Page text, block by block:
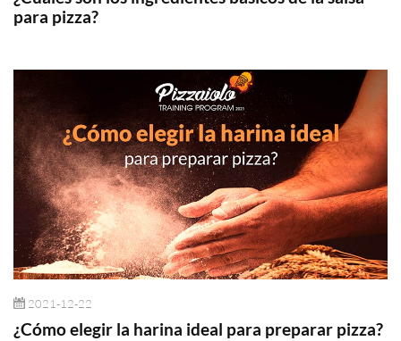
para pizza?
2021-12-22
¿Cómo elegir la harina ideal para preparar pizza?